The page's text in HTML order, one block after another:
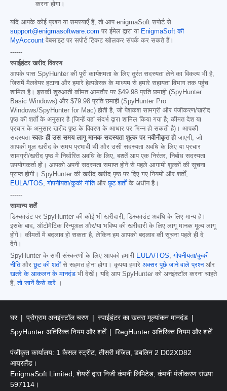
करना होगा।
यदि आपके कोई प्रश्न या समस्याएँ हैं, तो आप enigmaSoft सपोर्ट से
support@enigmasoftware.com पर ईमेल द्वारा या EnigmaSoft की
MyAccount वेबसाइट पर सपोर्ट टिकट खोलकर संपर्क कर सकते हैं।
------
स्पाईहंटर खरीद विवरण
आपके पास SpyHunter की पूरी कार्यक्षमता के लिए तुरंत सदस्यता लेने का विकल्प भी है,
जिसमें मैलवेयर हटाना और हमारे हेल्पडेस्क के माध्यम से हमारे सहायता विभाग तक पहुंच
शामिल है। इसकी शुरुआती कीमत आमतौर पर $49.98 प्रति छमाही (SpyHunter
Basic Windows) और $79.98 प्रति छमाही (SpyHunter Pro
Windows/SpyHunter for Mac) होती है, जो पेशकश सामग्री और पंजीकरण/खरीद
पृष्ठ की शर्तों के अनुसार है (जिन्हें यहां संदर्भ द्वारा शामिल किया गया है; कीमत देश या
प्रचार के अनुसार खरीद पृष्ठ के विवरण के आधार पर भिन्न हो सकती है)। आपकी
सदस्यता स्वतः ही उस समय लागू मानक सदस्यता शुल्क पर नवीनीकृत होजाएगी, जो
आपकी मूल खरीद के समय प्रभावी थी और उसी सदस्यता अवधि के लिए या प्रचार
सामग्री/खरीद पृष्ठ में निर्धारित अवधि के लिए, बशर्ते आप एक निरंतर, निर्बाध सदस्यता
उपयोगकर्ता हों। आपको अपनी सदस्यता समाप्त होने से पहले आगामी शुल्कों की सूचना
प्राप्त होगी। SpyHunter की खरीद खरीद पृष्ठ पर दिए गए नियमों और शर्तों,
EULA/TOS,गोपनीयता/कुकी नीतिऔरछूट शर्तोंके अधीन है।
------
सामान्य शर्तें
डिस्काउंट पर SpyHunter की कोई भी खरीदारी, डिस्काउंट अवधि के लिए मान्य है।
इसके बाद, ऑटोमैटिक रिन्यूअल और/या भविष्य की खरीदारी के लिए लागू मानक मूल्य लागू
होंगे। कीमतों में बदलाव हो सकता है, लेकिन हम आपको बदलाव की सूचना पहले ही दे
देंगे।
SpyHunter के सभी संस्करणों के लिए आपको हमारी EULA/TOS,गोपनीयता/कुकी
नीतिऔरछूट की शर्तोंसे सहमत होना होगा। कृपया हमारे अक्सर पूछे जाने वाले प्रश्नऔर
खतरे के आकलन के मानदंड भी देखें। यदि आप SpyHunter को अनइंस्टॉल करना चाहते
हैं,तो जानें कैसे करें ।
घर प्रोग्राम अनइंस्टॉल चरण
स्पाईहंटर का खतरा मूल्यांकन मानदंड
SpyHunter अतिरिक्त नियम और शर्तें
RegHunter अतिरिक्त नियम और शर्तें
पंजीकृत कार्यालय: 1 कैसल स्ट्रीट, तीसरी मंजिल, डबलिन 2 D02XD82
आयरलैंड।
EnigmaSoft Limited, शेयरों द्वारा निजी कंपनी लिमिटेड, कंपनी पंजीकरण संख्या
597114।